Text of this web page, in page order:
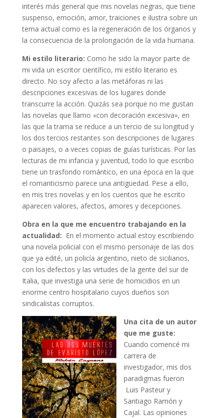
interés más general que mis novelas negras, que tiene
suspenso, emoción, amor, traiciones e ilustra sobre un
tema actual como es la regeneración de los órganos y
la consecuencia de la prolongación de la vida humana.
Mi estilo literario: Como he sido la mayor parte de
mi vida un escritor científico, mi estilo literario es
directo. No soy afecto a las metáforas ni las
descripciones excesivas de los lugares donde
transcurre la acción. Quizás sea porque no me gustan
las novelas que llamo «con decoración excesiva», en
las que la trama se reduce a un tercio de su longitud y
los dos tercios restantes son descripciones de lugares
o paisajes, o a veces copias de guías turísticas. Por las
lecturas de mi infancia y juventud, todo lo que escribo
tiene un trasfondo romántico, en una época en la que
el romanticismo parece una antigüedad. Pese a ello,
en mis tres novelas y en los cuentos que he escrito
aparecen valores, afectos, amores y decepciones.
Obra en la que me encuentro trabajando en la
actualidad: En el momento actual estoy escribiendo
una novela policial con el mismo personaje de las dos
que ya edité, un policía argentino, nieto de sicilianos,
con los defectos y las virtudes de la gente del sur de
Italia, que investiga una serie de homicidios en un
enorme centro hospitalario cuyos dueños son
sindicalistas corruptos.
Una cita de un autor
que me guste:
Cuando comencé mi
carrera de
investigador, mis dos
paradigmas fueron
Luis Pasteur y
Santiago Ramón y
Cajal. Las opiniones